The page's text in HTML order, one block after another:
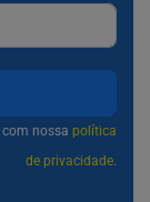
nossa política
de privacidade.